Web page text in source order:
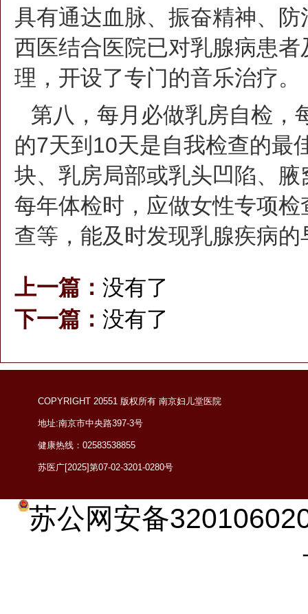
具有通达血脉、振奋精神、
西医结合医院已对乳腺病患
理，开设了专门的音乐治疗。
第八，每月必做乳房自检，
的7天到10天是自我检查的最
块、乳房局部或乳头凹陷、
每年体检时，应做女性专项
查等，能及时发现乳腺疾病
上一篇： 没有了
下一篇： 没有了
COPYRIGHT 20551 版权所有 南京妇儿堂医院
地址:南京市中央路397-3号
健康热线：02583538855
苏医广[2025]第07-02-3201-0280号
苏公网安备